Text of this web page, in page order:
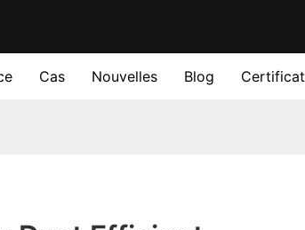
Cas Nouvelles Blog Certificat